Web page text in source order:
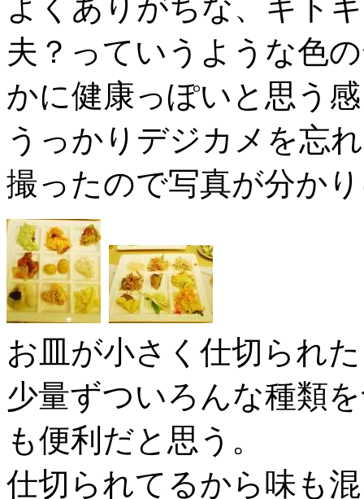
よくありがちな、ギト
夫？っていうような色
かに健康っぽいと思う
うっかりデジカメを忘
撮ったので写真が分か
お皿が小さく仕切られ
少量ずついろんな種類
も便利だと思う。
仕切られてるから味も